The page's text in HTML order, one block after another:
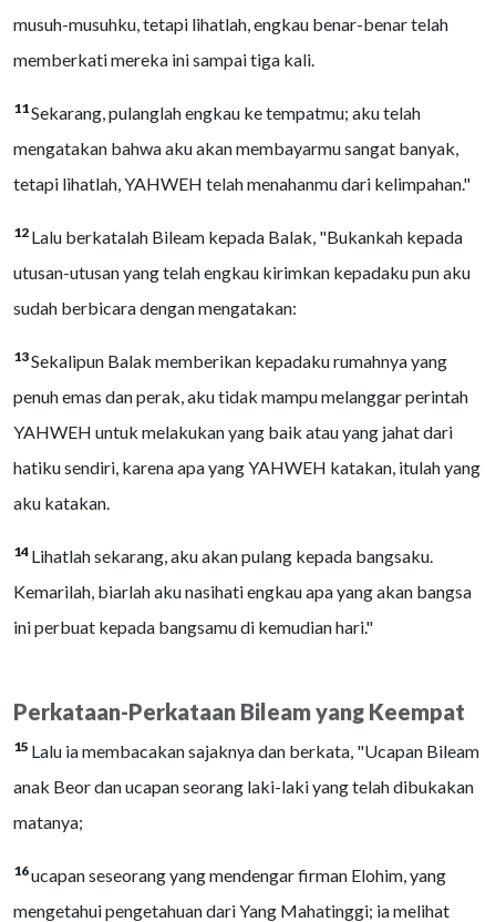
musuh-musuhku, tetapi lihatlah, engkau benar-benar telah
memberkati mereka ini sampai tiga kali.
11Sekarang, pulanglah engkau ke tempatmu; aku telah
mengatakan bahwa aku akan membayarmu sangat banyak,
tetapi lihatlah, YAHWEH telah menahanmu dari kelimpahan."
12 Lalu berkatalah Bileam kepada Balak, "Bukankah kepada
utusan-utusan yang telah engkau kirimkan kepadaku pun aku
sudah berbicara dengan mengatakan:
13Sekalipun Balak memberikan kepadaku rumahnya yang
penuh emas dan perak, aku tidak mampu melanggar perintah
YAHWEH untuk melakukan yang baik atau yang jahat dari
hatiku sendiri, karena apa yang YAHWEH katakan, itulah yang
aku katakan.
14 Lihatlah sekarang, aku akan pulang kepada bangsaku.
Kemarilah, biarlah aku nasihati engkau apa yang akan bangsa
ini perbuat kepada bangsamu di kemudian hari."
Perkataan-Perkataan Bileam yang Keempat
15 Lalu ia membacakan sajaknya dan berkata, "Ucapan Bileam
anak Beor dan ucapan seorang laki-laki yang telah dibukakan
matanya;
16ucapan seseorang yang mendengar firman Elohim, yang
mengetahui pengetahuan dari Yang Mahatinggi; ia melihat